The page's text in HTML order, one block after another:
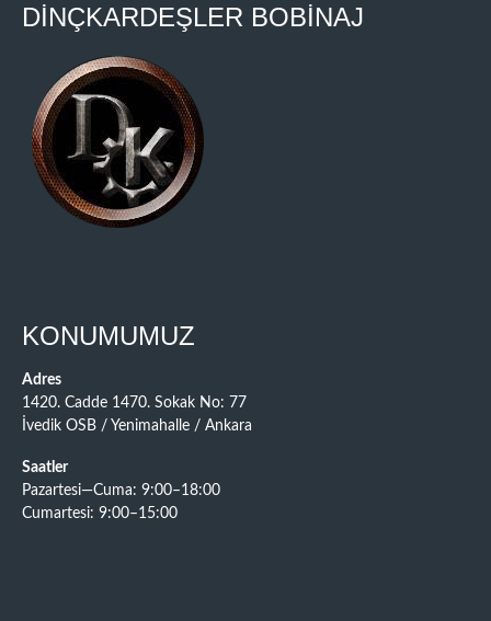
DİNÇKARDEŞLER BOBİNAJ
KONUMUMUZ
Adres
1420. Cadde 1470. Sokak No: 77
İvedik OSB / Yenimahalle / Ankara
Saatler
Pazartesi—Cuma: 9:00–18:00
Cumartesi: 9:00–15:00